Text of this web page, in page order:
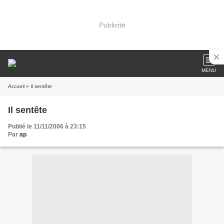
Publicité
MENU
Accueil » Il sentête
Il sentête
Publié le 11/11/2006 à 23:15
Par ap